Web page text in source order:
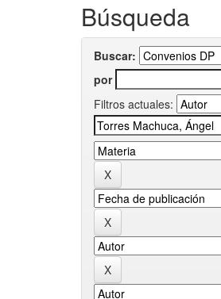
Búsqueda
Buscar:
por
Filtros actuales: